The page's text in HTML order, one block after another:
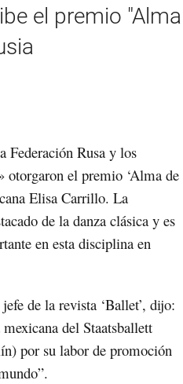
el premio "Alma
Rusa y los
otorgaron el premio ‘Alma de
Elisa Carrillo. La
de la danza clásica y es
en esta disciplina en
de la revista ‘Ballet’, dijo:
del Staatsballett
por su labor de promoción